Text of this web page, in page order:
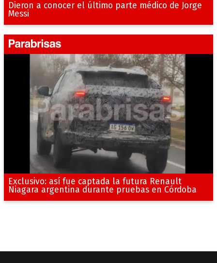
Dieron a conocer el último parte médico de Jorge
Messi
Exclusivo: así fue captada la futura Renault
Niagara argentina durante pruebas en Córdoba